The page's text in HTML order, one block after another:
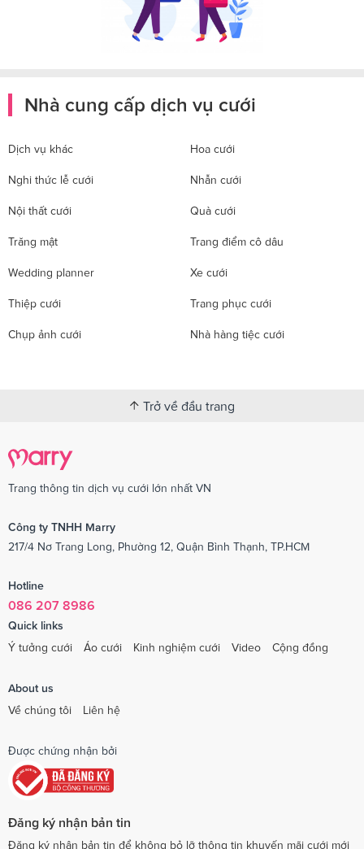
Nhà cung cấp dịch vụ cưới
Dịch vụ khác Hoa cưới
Nghi thức lễ cưới Nhẫn cưới
Nội thất cưới Quà cưới
Trăng mật Trang điểm cô dâu
Wedding planner Xe cưới
Thiệp cưới Trang phục cưới
Chụp ảnh cưới Nhà hàng tiệc cưới
Trở về đầu trang
Trang thông tin dịch vụ cưới lớn nhất VN
Công ty TNHH Marry
217/4 Nơ Trang Long, Phường 12, Quận Bình Thạnh, TP.HCM
Hotline
086 207 8986
Quick links
Ý tưởng cưới
Áo cưới Kinh nghiệm cưới Video Cộng đồng
About us
Về chúng tôi
Liên hệ
Được chứng nhận bởi
Đăng ký nhận bản tin
Đăng ký nhận bản tin để không bỏ lỡ thông tin khuyến mãi cưới mới